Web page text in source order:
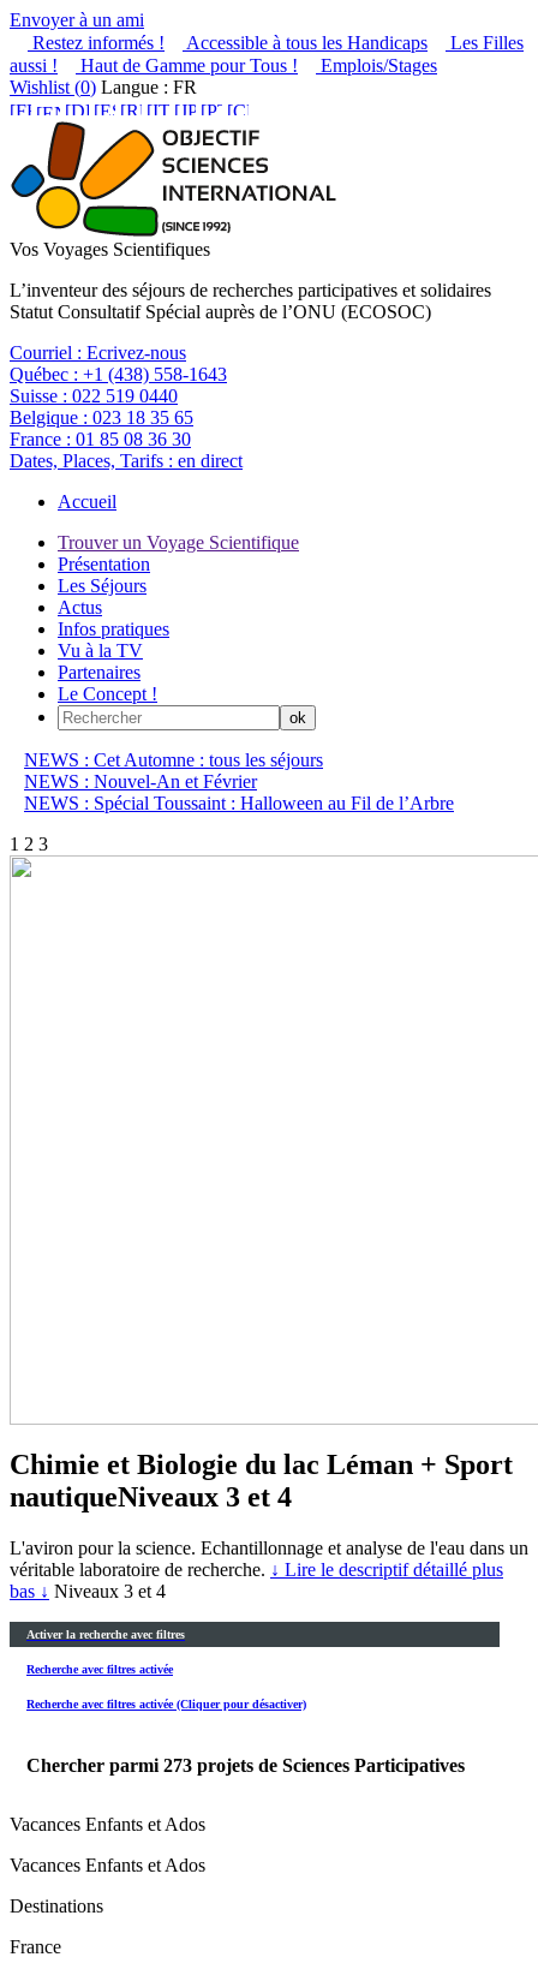
Envoyer à un ami
Restez informés !
Accessible à tous les Handicaps
Les Filles
aussi !
Haut de Gamme pour Tous !
Emplois/Stages
Wishlist (0) Langue : FR
Vos Voyages Scientifiques
L’inventeur des séjours de recherches participatives et solidaires
Statut Consultatif Spécial auprès de l’ONU (ECOSOC)
Courriel : Ecrivez-nous
Québec : +1 (438) 558-1643
Suisse : 022 519 0440
Belgique : 023 18 35 65
France : 01 85 08 36 30
Dates, Places, Tarifs : en direct
Accueil
Trouver un Voyage Scientifique
Présentation
Les Séjours
Actus
Infos pratiques
Vu à la TV
Partenaires
Le Concept !
NEWS : Cet Automne : tous les séjours
NEWS : Nouvel-An et Février
NEWS : Spécial Toussaint : Halloween au Fil de l’Arbre
1 2 3
Chimie et Biologie du lac Léman + Sport
nautiqueNiveaux 3 et 4
L'aviron pour la science. Echantillonnage et analyse de l'eau dans un
véritable laboratoire de recherche. ↓ Lire le descriptif détaillé plus
bas ↓ Niveaux 3 et 4
Activer la recherche avec filtres
Recherche avec filtres activée
Recherche avec filtres activée (Cliquer pour désactiver)
Chercher parmi 273 projets de Sciences Participatives
Vacances Enfants et Ados
Vacances Enfants et Ados
Destinations
France